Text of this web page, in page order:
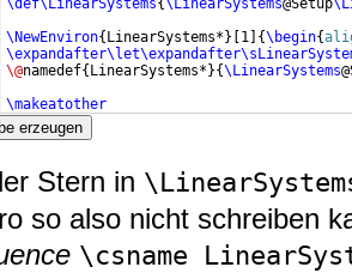
\def\LinearSystems{\LinearSystems@Setup
\NewEnviron{ LinearSystems* } 1 {\begin{
\@namedef{ LinearSystems* }{\LinearSystems
\makeatother
erzeugen
Stern in
so also nicht schreiben
\csname